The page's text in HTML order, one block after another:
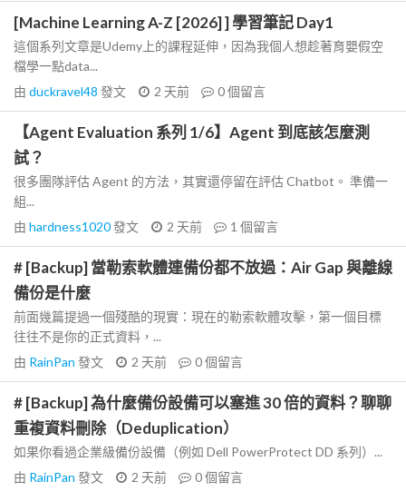
[Machine Learning A-Z [2026] ] 學習筆記 Day1
這個系列文章是Udemy上的課程延伸，因為我個人想趁著育嬰假空
檔學一點data...
由 duckravel48 發文 2 天前 0個留言
【Agent Evaluation 系列 1/6】Agent 到底該怎麼測
試？
很多團隊評估 Agent 的方法，其實還停留在評估 Chatbot。 準備一
組...
由 hardness1020發文 2 天前 1 個留言
# [Backup] 當勒索軟體連備份都不放過：Air Gap 與離線
備份是什麼
前面幾篇提過一個殘酷的現實：現在的勒索軟體攻擊，第一個目標
往往不是你的正式資料，...
由 RainPan 發文 2 天前 0個留言
# [Backup] 為什麼備份設備可以塞進 30 倍的資料？聊聊
重複資料刪除（Deduplication）
如果你看過企業級備份設備（例如 Dell PowerProtect DD 系列）...
由 RainPan 發文 2 天前 0個留言